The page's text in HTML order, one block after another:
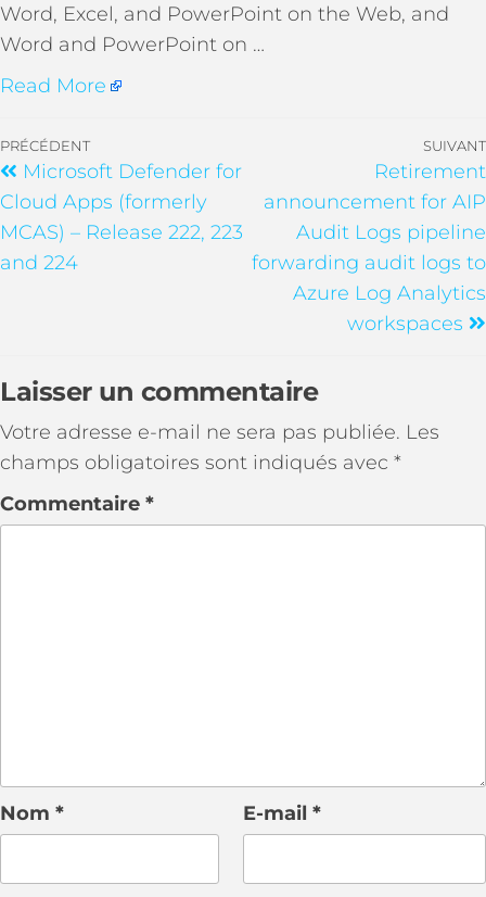
Word, Excel, and PowerPoint on the Web, and
Word and PowerPoint on …
Read More
PRÉCÉDENT
Microsoft Defender for
Cloud Apps (formerly
MCAS) – Release 222, 223
and 224
SUIVANT
Retirement
announcement for AIP
Audit Logs pipeline
forwarding audit logs to
Azure Log Analytics
workspaces
Laisser un commentaire
Votre adresse e-mail ne sera pas publiée. Les
champs obligatoires sont indiqués avec *
Commentaire *
Nom * E-mail *